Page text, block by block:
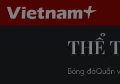
THỂ
Bóng đáQuần